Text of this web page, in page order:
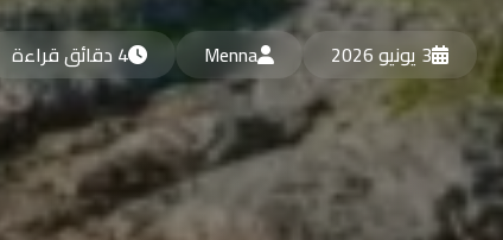
3 يونيو 2026 Menna 4 دقائق قراءة